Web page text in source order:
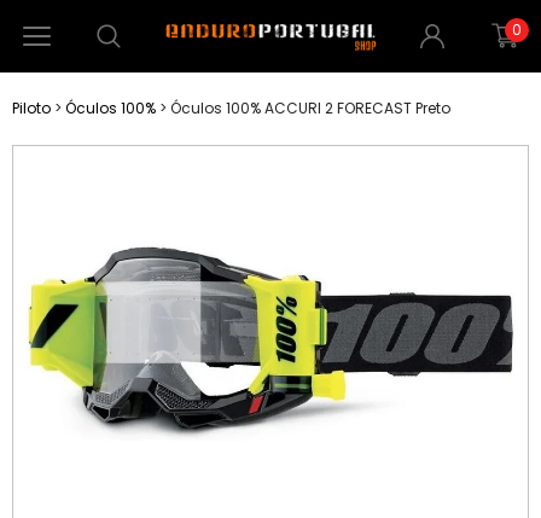
0
Piloto > Óculos 100% > Óculos 100% ACCURI 2 FORECAST Preto